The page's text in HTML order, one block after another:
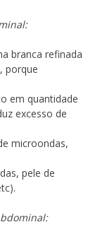
branca refinada
porque
em quantidade
excesso de
microondas,
pele de